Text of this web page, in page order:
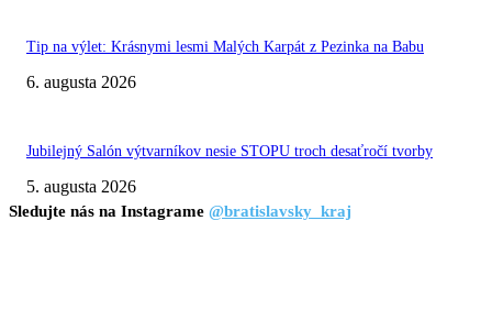
Tip na výlet: Krásnymi lesmi Malých Karpát z Pezinka na Babu
6. augusta 2026
Jubilejný Salón výtvarníkov nesie STOPU troch desaťročí tvorby
5. augusta 2026
Sledujte nás na Instagrame @bratislavsky_kraj